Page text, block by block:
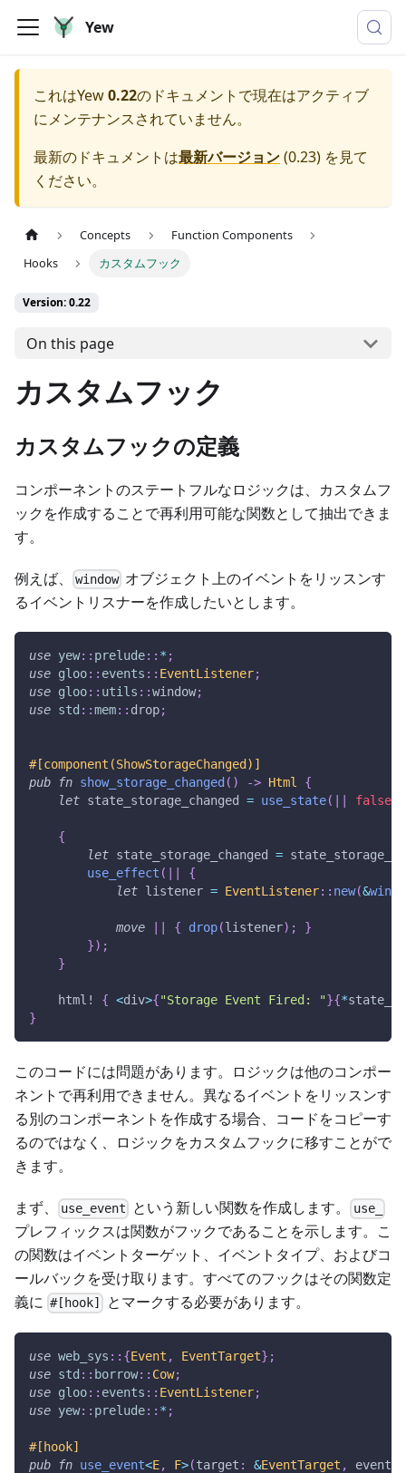
Yew
これはYew0.22のドキュメントで現在はアクティブ
にメンテナンスされていません。
最新のドキュメントは最新バージョン(0.23) を見て
ください。
Concepts
Function Components
Hooks
カスタムフック
Version: 0.22
On this page
カスタムフック
カスタムフックの定義
コンポーネントのステートフルなロジックは、カスタムフ
ックを作成することで再利用可能な関数として抽出できま
す。
例えば、 window オブジェクト上のイベントをリッスンす
るイベントリスナーを作成したいとします。
use yew:: prelude:: * ;
use gloo:: events :: EventListener;
use gloo:: utils ::window;
use std ::mem:: drop;
#[component(ShowStorageChanged)]
pub
fn show_storage_changed ( ) -> Html
{
let state_storage_changed = use_state( false
{
let state_storage_changed =
use_effect (
{
let listener = EventListener:: new(&
move { drop(listener) ;
}
}) ;
}
html! { <div>{"Storage Event Fired: "}{*
}
このコードには問題があります。ロジックは他のコンポー
ネントで再利用できません。異なるイベントをリッスンす
る別のコンポーネントを作成する場合、コードをコピーす
るのではなく、ロジックをカスタムフックに移すことがで
きます。
まず、 use_event という新しい関数を作成します。 use_
プレフィックスは関数がフックであることを示します。こ
の関数はイベントターゲット、イベントタイプ、およびコ
ールバックを受け取ります。すべてのフックはその関数定
義に #[hook] とマークする必要があります。
use web_sys :: {Event , EventTarget} ;
use std :: borrow:: Cow;
use gloo:: events :: EventListener;
use yew:: prelude:: * ;
#[hook]
pub
fn use_event<E, F>(target : &EventTarget ,